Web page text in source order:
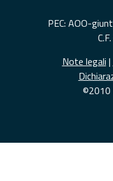
PEC: AOO-
Note legali |
©2010